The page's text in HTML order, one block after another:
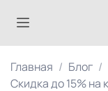
Главная
Блог
Скидка до 15% на